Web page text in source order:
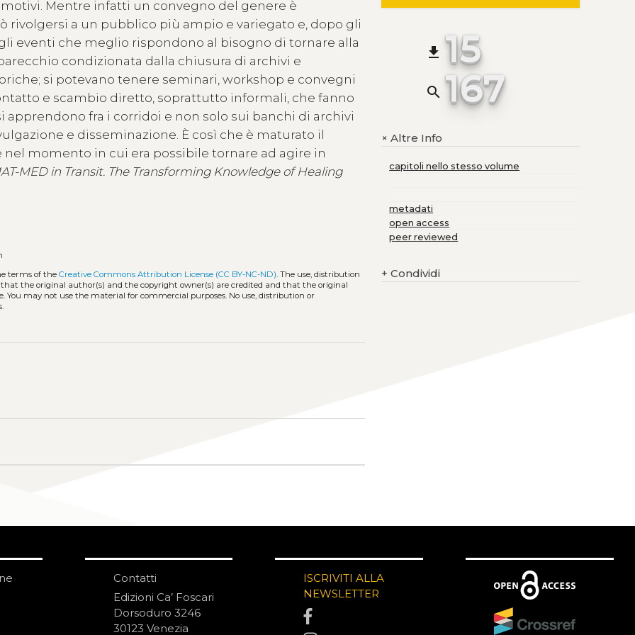
Mentre infatti un convegno del genere è
rivolgersi a un pubblico più ampio e variegato e, dopo gli
eventi che meglio rispondono al bisogno di tornare alla
condizionata dalla chiusura di archivi e
si potevano tenere seminari, workshop e convegni
e scambio diretto, soprattutto informali, che fanno
apprendono fra i corridoi e non solo sui banchi di archivi
e disseminazione. È così che è maturato il
momento in cui era possibile tornare ad agire in
MED in Transit. The Transforming Knowledge of Healing
terms of theCreative Commons Attribution License (CC BY-NC-ND) . The use, distribution
the original author(s) and the copyright owner(s) are credited and that the original
may not use the material for commercial purposes. No use, distribution or
file_download 15
search 167
+Altre Info
capitoli nello stesso volume
metadati
open access
peer reviewed
+ Condividi
Contatti
Edizioni Ca’ Foscari
Dorsoduro 3246
30123 Venezia
ISCRIVITI ALLA
NEWSLETTER